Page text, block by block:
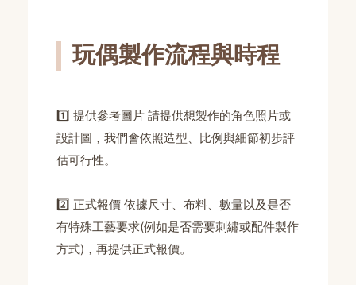
玩偶製作流程與時程
1️⃣ 提供參考圖片 請提供想製作的角色照片或
設計圖，我們會依照造型、比例與細節初步評
估可行性。
2️⃣ 正式報價 依據尺寸、布料、數量以及是否
有特殊工藝要求(例如是否需要刺繡或配件製作
方式)，再提供正式報價。